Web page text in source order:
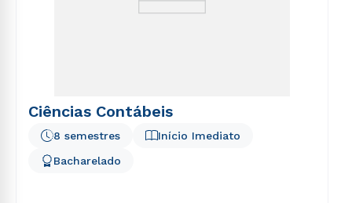
Ciências Contábeis
Início Imediato
8 semestres
Bacharelado